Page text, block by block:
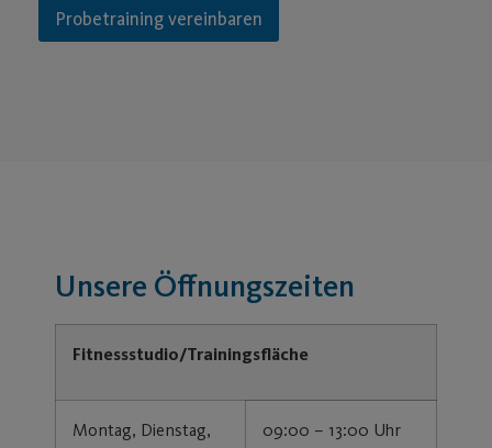
Probetraining vereinbaren
Unsere Öffnungszeiten
Fitnessstudio/Trainingsfläche
Montag, Dienstag,
09:00 – 13:00 Uhr